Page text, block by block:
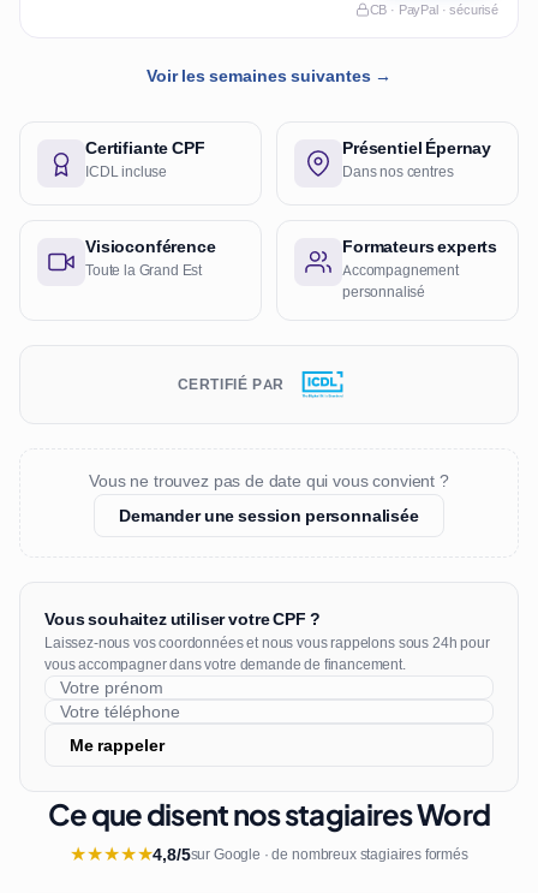
CB · PayPal · sécurisé
Voir les semaines suivantes →
Certifiante CPF
ICDL incluse
Présentiel Épernay
Dans nos centres
Visioconférence
Toute la Grand Est
Formateurs experts
Accompagnement
personnalisé
CERTIFIÉ PAR
Vous ne trouvez pas de date qui vous convient ?
Demander une session personnalisée
Vous souhaitez utiliser votre CPF ?
Laissez-nous vos coordonnées et nous vous rappelons sous 24h pour
vous accompagner dans votre demande de financement.
Me rappeler
Ce que disent nos stagiaires Word
★★★★★4,8/5sur Google · de nombreux stagiaires formés